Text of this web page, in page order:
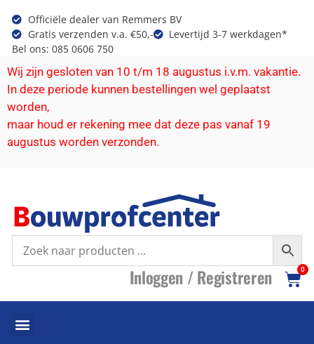
Officiële dealer van Remmers BV
Gratis verzenden v.a. €50,-
Levertijd 3-7 werkdagen*
Bel ons: 085 0606 750
Wij zijn gesloten van 10 t/m 18 augustus i.v.m. vakantie.
In deze periode kunnen bestellingen wel geplaatst
worden,
maar houd er rekening mee dat deze pas vanaf 19
augustus worden verzonden.
Inloggen /Registreren 0